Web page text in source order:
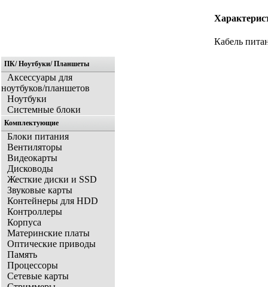
Кабель
ПК/ Ноутбуки/ Планшеты
Аксессуары для
ноутбуков/планшетов
Ноутбуки
Системные блоки
Комплектующие
Блоки питания
Вентиляторы
Видеокарты
Дисководы
Жесткие диски и SSD
Звуковые карты
Контейнеры для HDD
Контроллеры
Корпуса
Материнские платы
Оптические приводы
Память
Процессоры
Сетевые карты